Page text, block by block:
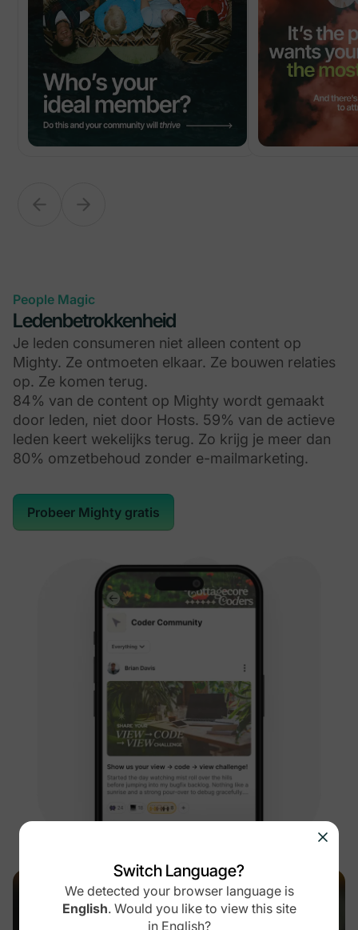
People Magic
Ledenbetrokkenheid
Je leden consumeren niet alleen content op
Mighty. Ze ontmoeten elkaar. Ze bouwen relaties
op. Ze komen terug.
84% van de content op Mighty wordt gemaakt
door leden, niet door Hosts. 59% van de actieve
leden keert wekelijks terug. Zo krijg je meer dan
80% omzetbehoud zonder e-mailmarketing.
Probeer Mighty gratis
Een opvoedcommunity groeide met
Switch Language?
We detected your browser language is
English. Would you like to view this site
in English?